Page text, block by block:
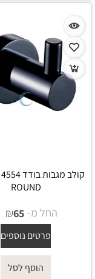
ROUND
החל מ- ₪65
פרטים נוספים
הוסף לסל